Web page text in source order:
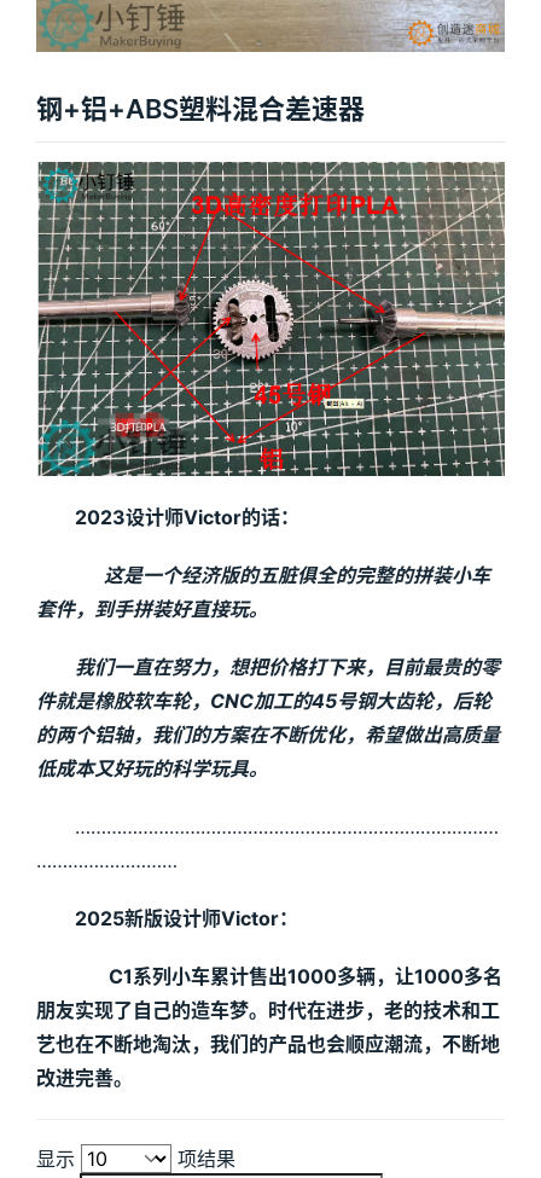
钢+铝+ABS塑料混合差速器
2023设计师Victor的话：
这是一个经济版的五脏俱全的完整的拼装小车
套件，到手拼装好直接玩。
我们一直在努力，想把价格打下来，目前最贵的零
件就是橡胶软车轮，CNC加工的45号钢大齿轮，后轮
的两个铝轴，我们的方案在不断优化，希望做出高质量
低成本又好玩的科学玩具。
………………………………………………………………………
………………………
2025新版设计师Victor：
C1系列小车累计售出1000多辆，让1000多名
朋友实现了自己的造车梦。时代在进步，老的技术和工
艺也在不断地淘汰，我们的产品也会顺应潮流，不断地
改进完善。
显示
项结果